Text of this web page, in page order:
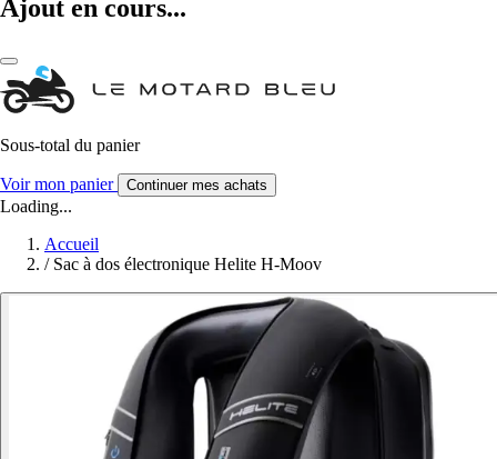
Ajout en cours...
Sous-total du panier
Voir mon panier Continuer mes achats
Loading...
Accueil
/ Sac à dos électronique Helite H-Moov